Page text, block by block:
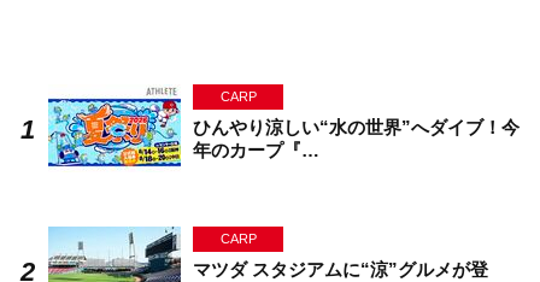
CARP
ひんやり涼しい“水の世界”へダイブ！今
年のカープ『…
CARP
マツダ スタジアムに“涼”グルメが登